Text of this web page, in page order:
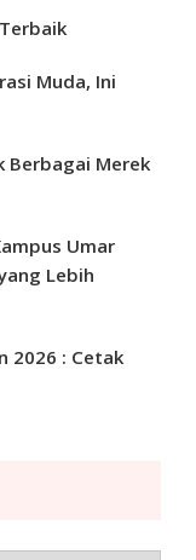
Muda, Ini
Berbagai Merek
Umar
Lebih
2026 : Cetak